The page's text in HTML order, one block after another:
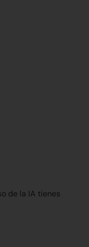
de la IA tienes